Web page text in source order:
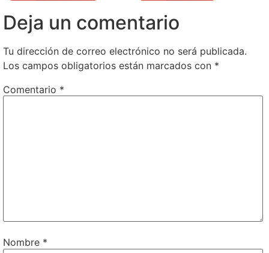
Deja un comentario
Tu dirección de correo electrónico no será publicada.
Los campos obligatorios están marcados con *
Comentario *
Nombre *